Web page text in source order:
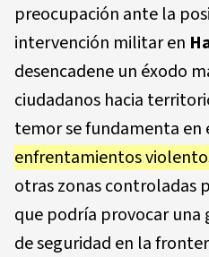
preocupación ante la
intervención militar en
desencadene un éxodo
ciudadanos hacia
temor se fundamenta en
enfrentamientos
otras zonas controladas
que podría provocar una
de seguridad en la